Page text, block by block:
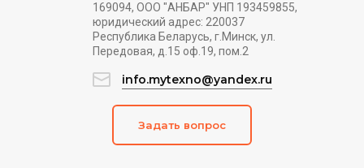
169094, ООО "АНБАР" УНП 193459855,
юридический адрес: 220037
Республика Беларусь, г.Минск, ул.
Передовая, д.15 оф.19, пом.2
info.mytexno@yandex.ru
Задать вопрос